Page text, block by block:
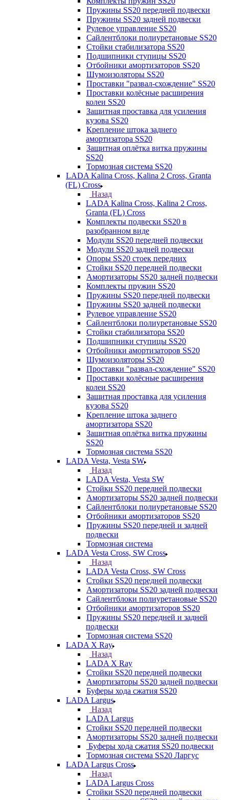
Пружины SS20 передней подвески
Пружины SS20 задней подвески
Рулевое управление SS20
Сайлентблоки полиуретановые SS20
Стойки стабилизатора SS20
Подшипники ступицы SS20
Отбойники амортизаторов SS20
Шумоизоляторы SS20
Проставки "развал-схождение" SS20
Проставки колёсные расширения
колеи SS20
Защитная проставка для усиления
кузова SS20
Крепление штока заднего
амортизатора SS20
Защитная оплётка витка пружины
SS20
Тормозная система SS20
LADA Kalina Cross, Kalina 2 Cross, Granta
(FL) Cross
Назад
LADA Kalina Cross, Kalina 2 Cross,
Granta (FL) Cross
Комплекты подвески SS20 в
разобранном виде
Модули SS20 передней подвески
Модули SS20 задней подвески
Опоры SS20 стоек передних
Стойки SS20 передней подвески
Амортизаторы SS20 задней подвески
Комплекты пружин SS20
Пружины SS20 передней подвески
Пружины SS20 задней подвески
Рулевое управление SS20
Сайлентблоки полиуретановые SS20
Стойки стабилизатора SS20
Подшипники ступицы SS20
Отбойники амортизаторов SS20
Шумоизоляторы SS20
Проставки "развал-схождение" SS20
Проставки колёсные расширения
колеи SS20
Защитная проставка для усиления
кузова SS20
Крепление штока заднего
амортизатора SS20
Защитная оплётка витка пружины
SS20
Тормозная система SS20
LADA Vesta, Vesta SW
Назад
LADA Vesta, Vesta SW
Стойки SS20 передней подвески
Амортизаторы SS20 задней подвески
Сайлентблоки полиуретановые SS20
Отбойники амортизаторов SS20
Пружины SS20 передней и задней
подвески
Тормозная система
LADA Vesta Cross, SW Cross
Назад
LADA Vesta Cross, SW Cross
Стойки SS20 передней подвески
Амортизаторы SS20 задней подвески
Сайлентблоки полиуретановые SS20
Отбойники амортизаторов SS20
Пружины SS20 передней и задней
подвески
Тормозная система SS20
LADA X Ray
Назад
LADA X Ray
Стойки SS20 передней подвески
Амортизаторы SS20 задней подвески
Буферы хода сжатия SS20
LADA Largus
Назад
LADA Largus
Стойки SS20 передней подвески
Амортизаторы SS20 задней подвески
Буферы хода сжатия SS20 подвески
Тормозная система SS20 Ларгус
LADA Largus Cross
Назад
LADA Largus Cross
Стойки SS20 передней подвески